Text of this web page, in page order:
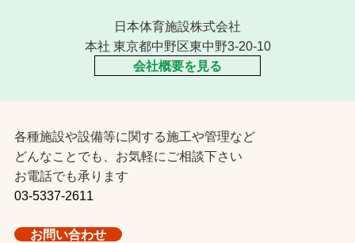
日本体育施設株式会社
本社 東京都中野区東中野3-20-10
会社概要を見る
各種施設や設備等に関する施工や管理など
どんなことでも、お気軽にご相談下さい
お電話でも承ります
03-5337-2611
お問い合わせ